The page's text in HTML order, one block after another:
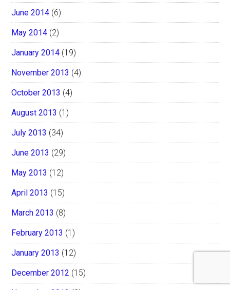
June 2014 (6)
May 2014 (2)
January 2014 (19)
November 2013 (4)
October 2013 (4)
August 2013 (1)
July 2013 (34)
June 2013 (29)
May 2013 (12)
April 2013 (15)
March 2013 (8)
February 2013 (1)
January 2013 (12)
December 2012 (15)